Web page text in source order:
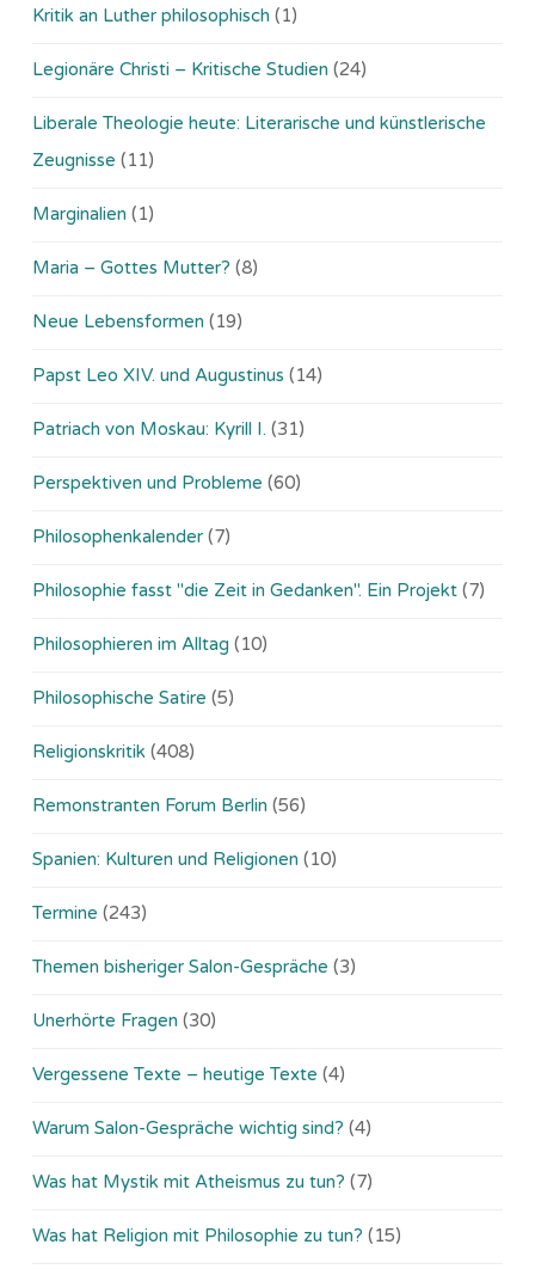
Kritik an Luther philosophisch (1)
Legionäre Christi – Kritische Studien (24)
Liberale Theologie heute: Literarische und künstlerische
Zeugnisse (11)
Marginalien (1)
Maria – Gottes Mutter? (8)
Neue Lebensformen (19)
Papst Leo XIV. und Augustinus (14)
Patriach von Moskau: Kyrill I. (31)
Perspektiven und Probleme (60)
Philosophenkalender (7)
Philosophie fasst "die Zeit in Gedanken". Ein Projekt (7)
Philosophieren im Alltag (10)
Philosophische Satire (5)
Religionskritik (408)
Remonstranten Forum Berlin (56)
Spanien: Kulturen und Religionen (10)
Termine (243)
Themen bisheriger Salon-Gespräche (3)
Unerhörte Fragen (30)
Vergessene Texte – heutige Texte (4)
Warum Salon-Gespräche wichtig sind? (4)
Was hat Mystik mit Atheismus zu tun? (7)
Was hat Religion mit Philosophie zu tun? (15)